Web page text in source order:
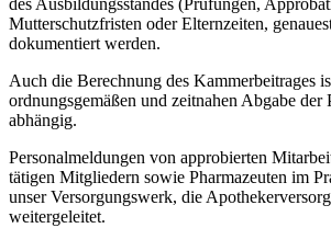
des Ausbildungsstandes (Prüfungen,
Mutterschutzfristen oder Elternzeiten,
dokumentiert werden.
Auch die Berechnung des Kammerbeitrages
ordnungsgemäßen und zeitnahen Abgabe der
abhängig.
Personalmeldungen von approbierten
tätigen Mitgliedern sowie Pharmazeuten im
unser Versorgungswerk, die
weitergeleitet.